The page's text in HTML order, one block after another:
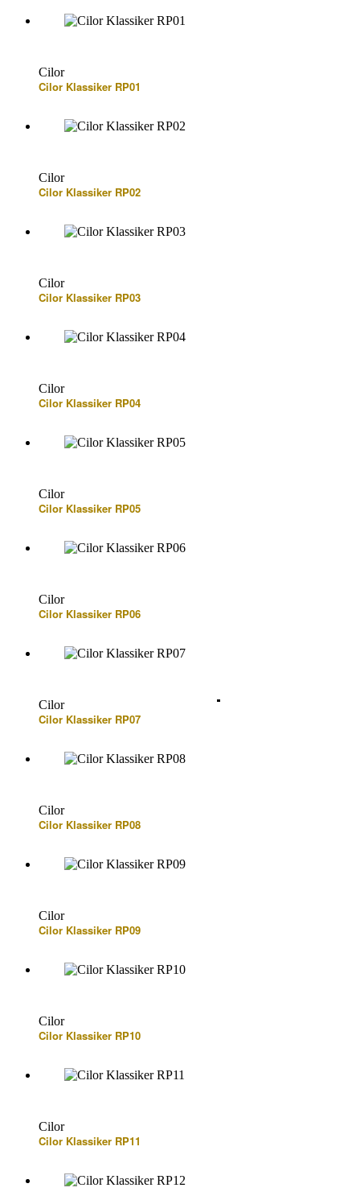
Cilor
Cilor Klassiker RP01
Cilor
Cilor Klassiker RP02
Cilor
Cilor Klassiker RP03
Cilor
Cilor Klassiker RP04
Cilor
Cilor Klassiker RP05
Cilor
Cilor Klassiker RP06
Cilor
Cilor Klassiker RP07
Cilor
Cilor Klassiker RP08
Cilor
Cilor Klassiker RP09
Cilor
Cilor Klassiker RP10
Cilor
Cilor Klassiker RP11